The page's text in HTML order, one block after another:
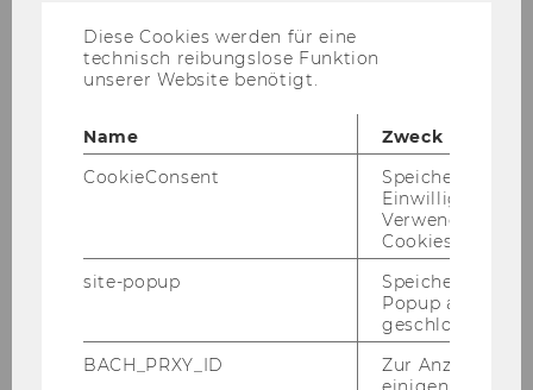
Tutorin
T +43 313 36 6174
fe­li­cia.hawr­a­nek@wu.ac.at
Institut für Österreichisches und
Europäisches Wirtschaftsstrafrecht
Diese Cookies werden für eine
technisch reibungslose Funktion
unserer Website benötigt.
Name
Zweck
CookieConsent
Speichert Ihre
Einwilligung zur
Verwendung von
Cookies.
site-popup
Speichert ob ein
Popup
geschlossen
BACH_PRXY_ID
Zur Anzeige von